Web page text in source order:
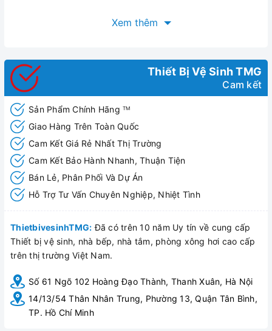
Xem thêm
Thiết Bị Vệ Sinh TMG
Cam kết
Sản Phẩm Chính Hãng TM
Giao Hàng Trên Toàn Quốc
Cam Kết Giá Rẻ Nhất Thị Trường
Cam Kết Bảo Hành Nhanh, Thuận Tiện
Bán Lẻ, Phân Phối Và Dự Án
Hỗ Trợ Tư Vấn Chuyên Nghiệp, Nhiệt Tình
ThietbivesinhTMG: Đã có trên 10 năm Uy tín về cung cấp
Thiết bị vệ sinh, nhà bếp, nhà tắm, phòng xông hơi cao cấp
trên thị trường Việt Nam.
Số 61 Ngõ 102 Hoàng Đạo Thành, Thanh Xuân, Hà Nội
14/13/54 Thân Nhân Trung, Phường 13, Quận Tân Bình,
TP. Hồ Chí Minh